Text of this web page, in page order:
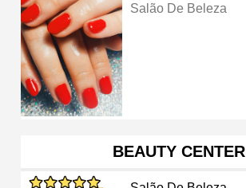
Salão De Beleza
BEAUTY CENTER